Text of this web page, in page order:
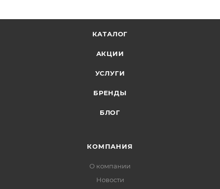
КАТАЛОГ
АКЦИИ
УСЛУГИ
БРЕНДЫ
БЛОГ
КОМПАНИЯ
О компании
Новости